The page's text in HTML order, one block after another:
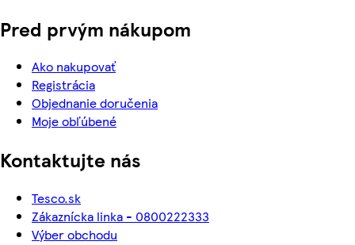
Pred prvým nákupom
Ako nakupovať
Registrácia
Objednanie doručenia
Moje obľúbené
Kontaktujte nás
Tesco.sk
Zákaznícka linka - 0800222333
Výber obchodu